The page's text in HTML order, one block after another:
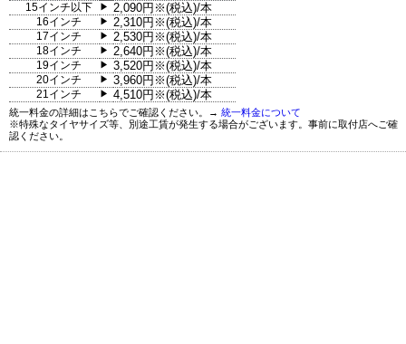
15インチ以下
▶ 2,090円※(税込)/本
16インチ ▶ 2,310円※(税込)/本
17インチ ▶ 2,530円※(税込)/本
18インチ ▶ 2,640円※(税込)/本
19インチ ▶ 3,520円※(税込)/本
20インチ ▶ 3,960円※(税込)/本
21インチ ▶ 4,510円※(税込)/本
統一料金の詳細はこちらでご確認ください。→ 統一料金について
※特殊なタイヤサイズ等、別途工賃が発生する場合がございます。事前に取付店へご確
認ください。